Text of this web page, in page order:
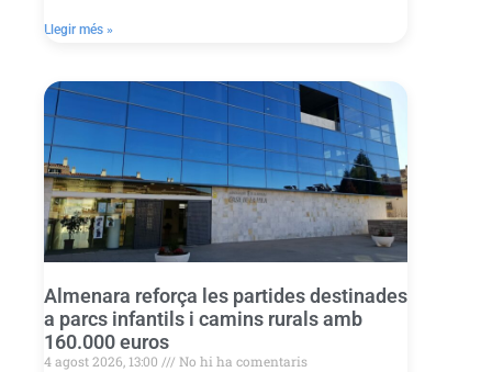
Llegir més »
Almenara reforça les partides destinades
a parcs infantils i camins rurals amb
160.000 euros
4 agost 2026, 13:00 No hi ha comentaris